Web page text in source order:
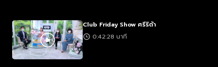
Club Friday Show ศรีริต้า
0:42:28 นาที